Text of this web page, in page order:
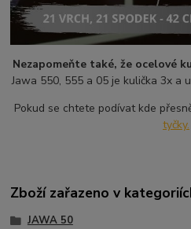
Nezapomeňte také, že ocelové
Jawa 550, 555 a 05 je kulička 3x a
Pokud se chtete podívat kde
tyčky.
Zboží zařazeno v
JAWA 50